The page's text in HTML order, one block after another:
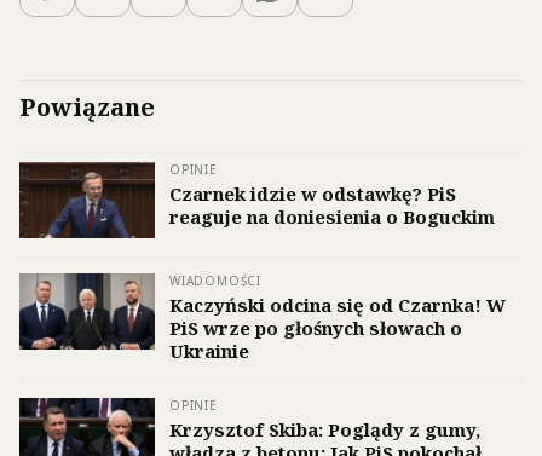
Powiązane
OPINIE
Czarnek idzie w odstawkę? PiS
reaguje na doniesienia o Boguckim
WIADOMOŚCI
Kaczyński odcina się od Czarnka! W
PiS wrze po głośnych słowach o
Ukrainie
OPINIE
Krzysztof Skiba: Poglądy z gumy,